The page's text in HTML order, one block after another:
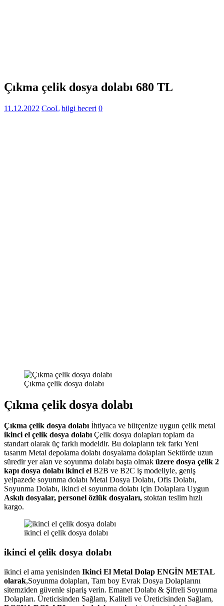
Çıkma çelik dosya dolabı 680 TL
11.12.2022 CooL bilgi beceri 0
Çıkma çelik dosya dolabı
Çıkma çelik dosya dolabı
Çıkma çelik dosya dolabıİhtiyaca ve bütçenize uygun çelik metal
ikinci el çelik dosya dolabıÇelik dosya dolapları toplam da
standart olarak üç farklı modeldir. Bu dolapların tek farkı Yeni
tasarım Metal depolama dolabı dosyalama dolapları Sektörde uzun
süredir yer alan ve soyunma dolabı başta olmak üzere dosya çelik 2
kapı dosya dolabı ikinci el B2B ve B2C iş modeliyle, geniş
yelpazede soyunma dolabı Metal Dosya Dolabı, Ofis Dolabı,
Soyunma Dolabı, ikinci el soyunma dolabı için Dolaplara Uygun
Askılı dosyalar, personel özlük dosyaları, stoktan teslim hızlı
kargo.
ikinci el çelik dosya dolabı
ikinci el çelik dosya dolabı
ikinci el ama yenisinden Ikinci El Metal Dolap ENGİN METAL
olarak,Soyunma dolapları, Tam boy Evrak Dosya Dolaplarını
sitemziden güvenle sipariş verin. Emanet Dolabı & Şifreli Soyunma
Dolapları. Üreticisinden Sağlam, Kaliteli ve Üreticisinden Sağlam,